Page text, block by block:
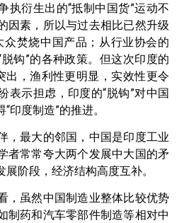
执衍生出的“抵制中国货”运动不
因素，所以与过去相比已然升级
焚烧中国产品；从行业协会的
钩”的各种政策。但这次印度的
出，渔利性更明显，实效性更令
表示担虑，印度的“脱钩”对中国
印度制造”的推进。
，最大的邻国，中国是印度工业
者常常夸大两个发展中大国的矛
阶段，经济结构高度互补。
，虽然中国制造业整体比较优势
制药和汽车零部件制造等相对中